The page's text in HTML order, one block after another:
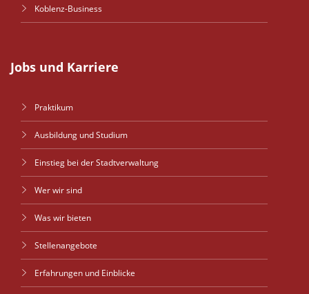
Koblenz-Business
Jobs und Karriere
Praktikum
Ausbildung und Studium
Einstieg bei der Stadtverwaltung
Wer wir sind
Was wir bieten
Stellenangebote
Erfahrungen und Einblicke